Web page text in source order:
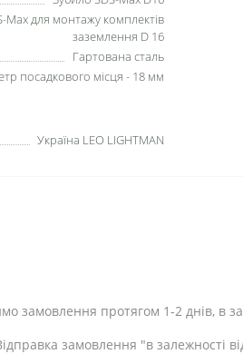
Max для монтажу комплектів
заземлення D 16
Гартована сталь
посадкового місця - 18 мм
Україна LEO LIGHTMAN
замовлення протягом 1-2 днів, в
замовлення "в залежності